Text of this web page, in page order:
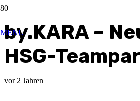
MENU
by.KARA –
HSG-
vor 2 Jahren